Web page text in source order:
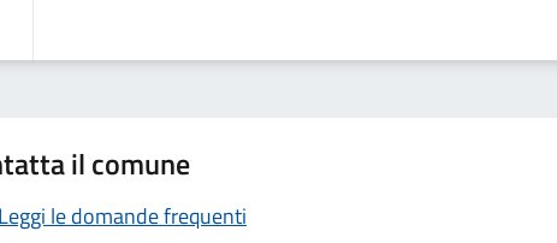
il comune
le domande frequenti